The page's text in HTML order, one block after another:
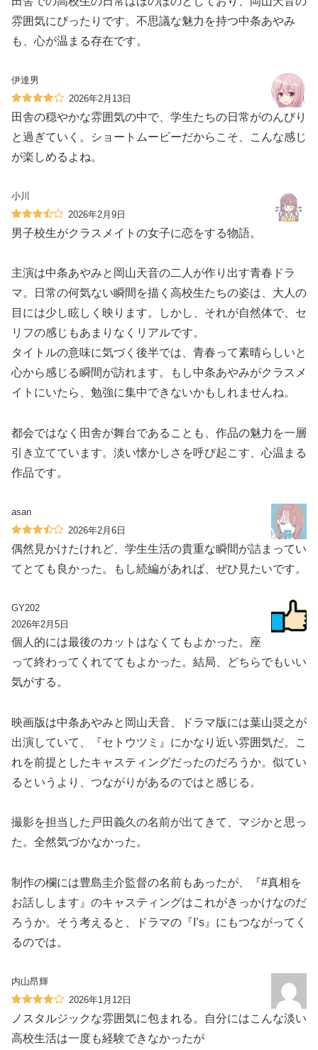
雰囲気にぴったりです。不思議な魅力を持つ中条あやみ
も、心が温まる存在です。
伊達男
2026年2月13日
田舎の穏やかな雰囲気の中で、学生たちの日常がのんびり
と過ぎていく。ショートムービーだからこそ、こんな感じ
が楽しめるよね。
小川
2026年2月9日
男子校生がクラスメイトの女子に恋をする物語。
主演は中条あやみと岡山天音の二人が作り出す青春ドラ
マ。日常の何気ない瞬間を描く高校生たちの姿は、大人の
目には少し眩しく映ります。しかし、それが自然体で、セ
リフの感じもあまりなくリアルです。
タイトルの意味に気づく後半では、青春って素晴らしいと
心から感じる瞬間が訪れます。もし中条あやみがクラスメ
イトにいたら、勉強に集中できないかもしれませんね。
都会ではなく田舎が舞台であることも、作品の魅力を一層
引き立てています。淡い懐かしさを呼び起こす、心温まる
作品です。
asan
2026年2月6日
偶然見かけたけれど、学生生活の貴重な瞬間が詰まってい
てとても良かった。もし続編があれば、ぜひ見たいです。
GY202
2026年2月5日
個人的には最後のカットはなくてもよかった。座
って終わってくれててもよかった。結局、どちらでもいい
気がする。
映画版は中条あやみと岡山天音、ドラマ版には葉山奨之が
出演していて、『セトウツミ』にかなり近い雰囲気だ。こ
れを前提としたキャスティングだったのだろうか。似てい
るというより、つながりがあるのではと感じる。
撮影を担当した戸田義久の名前が出てきて、マジかと思っ
た。全然気づかなかった。
制作の欄には豊島圭介監督の名前もあったが、『#真相を
お話しします』のキャスティングはこれがきっかけなのだ
ろうか。そう考えると、ドラマの『I’s』にもつながってく
るのでは。
内山昂輝
2026年1月12日
ノスタルジックな雰囲気に包まれる。自分にはこんな淡い
高校生活は一度も経験できなかったが